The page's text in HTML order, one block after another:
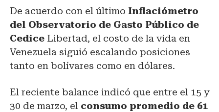
De acuerdo con el último Inflaciómetro
del Observatorio de Gasto Público de
Cedice Libertad, el costo de la vida en
Venezuela siguió escalando posiciones
tanto en bolívares como en dólares.
El reciente balance indicó que entre el 15 y
30 de marzo, el consumo promedio de 61